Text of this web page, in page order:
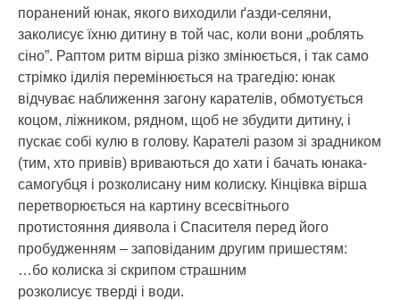
поранений юнак, якого виходили ґазди-селяни,
заколисує їхню дитину в той час, коли вони „роблять
сіно”. Раптом ритм вірша різко змінюється, і так само
стрімко ідилія перемінюється на трагедію: юнак
відчуває наближення загону карателів, обмотується
коцом, ліжником, рядном, щоб не збудити дитину, і
пускає собі кулю в голову. Карателі разом зі зрадником
(тим, хто привів) вриваються до хати і бачать юнака-
самогубця і розколисану ним колиску. Кінцівка вірша
перетворюється на картину всесвітнього
протистояння диявола і Спасителя перед його
пробудженням – заповіданим другим пришестям:
…бо колиска зі скрипом страшним
розколисує тверді і води.